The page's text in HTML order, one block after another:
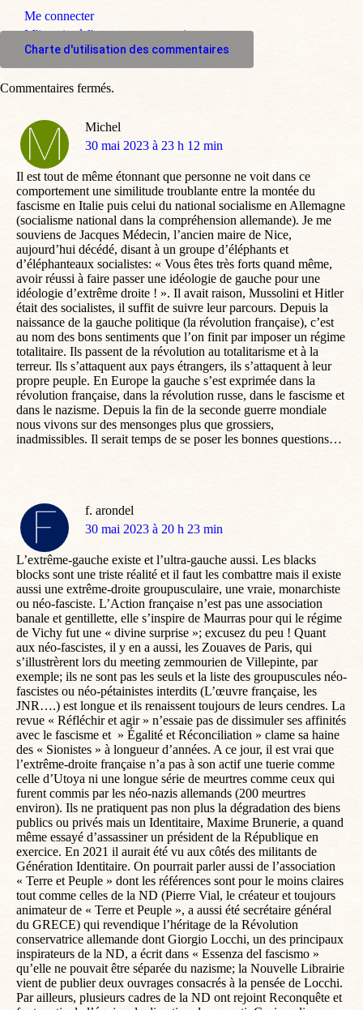
Me connecter
M'inscrire à l'espace commentaire
Charte d'utilisation des commentaires
Michel
dit
30 mai 2023 à 23 h 12 min
Il est tout de même étonnant que personne ne voit dans ce
comportement une similitude troublante entre la montée du
fascisme en Italie puis celui du national socialisme en Allemagne
(socialisme national dans la compréhension allemande). Je me
souviens de Jacques Médecin, l’ancien maire de Nice,
aujourd’hui décédé, disant à un groupe d’éléphants et
d’éléphanteaux socialistes: « Vous êtes très forts quand même,
avoir réussi à faire passer une idéologie de gauche pour une
idéologie d’extrême droite ! ». Il avait raison, Mussolini et Hitler
était des socialistes, il suffit de suivre leur parcours. Depuis la
naissance de la gauche politique (la révolution française), c’est
au nom des bons sentiments que l’on finit par imposer un régime
totalitaire. Ils passent de la révolution au totalitarisme et à la
terreur. Ils s’attaquent aux pays étrangers, ils s’attaquent à leur
propre peuple. En Europe la gauche s’est exprimée dans la
révolution française, dans la révolution russe, dans le fascisme et
dans le nazisme. Depuis la fin de la seconde guerre mondiale
nous vivons sur des mensonges plus que grossiers,
inadmissibles. Il serait temps de se poser les bonnes questions…
f. arondel
dit
30 mai 2023 à 20 h 23 min
L’extrême-gauche existe et l’ultra-gauche aussi. Les blacks
blocks sont une triste réalité et il faut les combattre mais il existe
aussi une extrême-droite groupusculaire, une vraie, monarchiste
ou néo-fasciste. L’Action française n’est pas une association
banale et gentillette, elle s’inspire de Maurras pour qui le régime
de Vichy fut une « divine surprise »; excusez du peu ! Quant
aux néo-fascistes, il y en a aussi, les Zouaves de Paris, qui
s’illustrèrent lors du meeting zemmourien de Villepinte, par
exemple; ils ne sont pas les seuls et la liste des groupuscules néo-
fascistes ou néo-pétainistes interdits (L’œuvre française, les
JNR….) est longue et ils renaissent toujours de leurs cendres. La
revue « Réfléchir et agir » n’essaie pas de dissimuler ses affinités
avec le fascisme et » Égalité et Réconciliation » clame sa haine
des « Sionistes » à longueur d’années. A ce jour, il est vrai que
l’extrême-droite française n’a pas à son actif une tuerie comme
celle d’Utoya ni une longue série de meurtres comme ceux qui
furent commis par les néo-nazis allemands (200 meurtres
environ). Ils ne pratiquent pas non plus la dégradation des biens
publics ou privés mais un Identitaire, Maxime Brunerie, a quand
même essayé d’assassiner un président de la République en
exercice. En 2021 il aurait été vu aux côtés des militants de
Génération Identitaire. On pourrait parler aussi de l’association
« Terre et Peuple » dont les références sont pour le moins claires
tout comme celles de la ND (Pierre Vial, le créateur et toujours
animateur de « Terre et Peuple », a aussi été secrétaire général
du GRECE) qui revendique l’héritage de la Révolution
conservatrice allemande dont Giorgio Locchi, un des principaux
inspirateurs de la ND, a écrit dans « Essenza del fascismo »
qu’elle ne pouvait être séparée du nazisme; la Nouvelle Librairie
vient de publier deux ouvrages consacrés à la pensée de Locchi.
Par ailleurs, plusieurs cadres de la ND ont rejoint Reconquête et
Commentaires fermés.